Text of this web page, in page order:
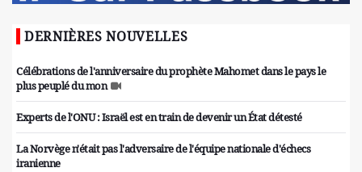
DERNIÈRES NOUVELLES
Célébrations de l'anniversaire du prophète Mahomet dans le pays le
plus peuplé du mon
Experts de l'ONU : Israël est en train de devenir un État détesté
La Norvège n'était pas l'adversaire de l'équipe nationale d'échecs
iranienne